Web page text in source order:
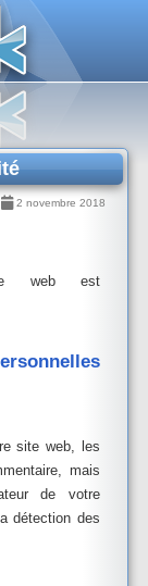
2 novembre 2018
web est
site web, les
mais
de votre
détection des